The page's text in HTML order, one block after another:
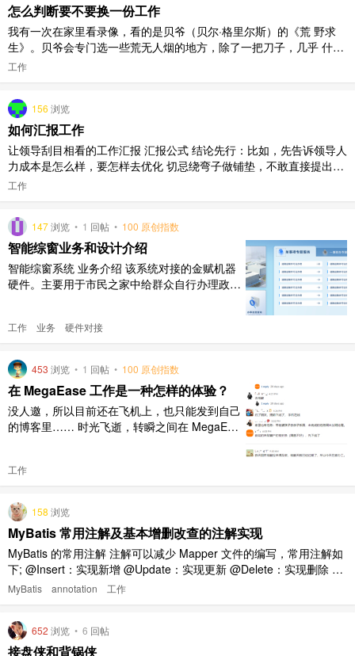
怎么判断要不要换一份工作
我有一次在家里看录像，看的是贝爷（贝尔·格里尔斯）的《荒 野求
生》。贝爷会专门选一些荒无人烟的地方，除了一把刀子，几乎 什么
装备都不带，在那里利用自然环境生存下来。我最喜欢看他吃虫 子。
说，从下水的地 ..
工作
156 浏览
如何汇报工作
让领导刮目相看的工作汇报 汇报公式 结论先行：比如，先告诉领导人
力成本是怎么样，要怎样去优化 切忌绕弯子做铺垫，不敢直接提出自
己的想法，上级的时间宝贵，更喜欢能够清楚表达结论，展示高效率
题，不要只 ..
工作
147浏览 • 1 回帖 • 100 原创指数
智能综窗业务和设计介绍
智能综窗系统 业务介绍 该系统对接的金赋机器
硬件。主要用于市民之家中给群众自行办理政务
事项专题办理。 用户登录（小程序登录，人脸
理业务，系统采用了上下屏交互设计。下屏主要
进行业务相关的办理功 ..
工作 业务 硬件对接
453 浏览 • 1 回帖 • 100 原创指数
在 MegaEase 工作是一种怎样的体验？
没人邀，所以目前还在飞机上，也只能发到自己
的博客里…… 时光飞逝，转瞬之间在 MegaEas
ase 的这一年多确实给了我很多新的体验。借此
过《MegaEase 的远程工作文化》这篇文 ..
工作
158 浏览
MyBatis 常用注解及基本增删改查的注解实现
MyBatis 的常用注解 注解可以减少 Mapper 文件的编写，常用注解如
下; @Insert：实现新增 @Update：实现更新 @Delete：实现删除 @
Select：实现查询 @Result：实现结果集封装 @Results：可以和 @R
MyBatis annotation 工作
652 浏览 • 6 回帖
接盘侠和背锅侠